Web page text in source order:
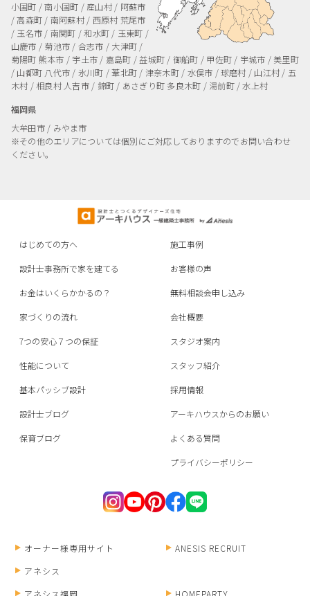
小国町 / 南小国町 / 産山村 / 阿蘇市
/ 高森町 / 南阿蘇村 / 西原村 荒尾市
/ 玉名市 / 南関町 / 和水町 / 玉東町 /
山鹿市 / 菊池市 / 合志市 / 大津町 /
菊陽町 熊本市 / 宇土市 / 嘉島町 / 益城町 / 御船町 / 甲佐町 / 宇城市 / 美里町
/ 山都町 八代市 / 氷川町 / 葦北町 / 津奈木町 / 水俣市 / 球磨村 / 山江村 / 五
木村 / 相良村人吉市 / 錦町 / あさぎり町 多良木町 / 湯前町 / 水上村
福岡県
大牟田市 / みやま市
※その他のエリアについては個別にご対応しておりますのでお問い合わせ
ください。
はじめての方へ
設計士事務所で家を建てる
お金はいくらかかるの？
家づくりの流れ
7つの安心７つの保証
性能について
基本パッシブ設計
設計士ブログ
保育ブログ
施工事例
お客様の声
無料相談会申し込み
会社概要
スタジオ案内
スタッフ紹介
採用情報
アーキハウスからのお願い
よくある質問
プライバシーポリシー
オーナー様専用サイト
ANESIS RECRUIT
アネシス